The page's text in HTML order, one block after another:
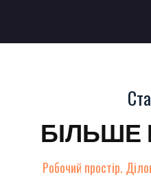
БІЛЬШЕ
Робочий простір.